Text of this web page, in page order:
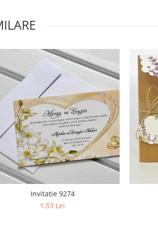
Invitatie 9274
1,53 Lei